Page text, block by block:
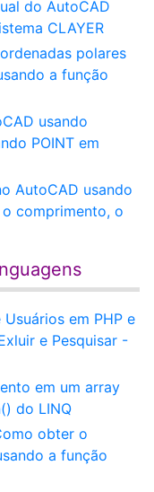
do AutoCAD
CLAYER
polares
a função
usando
POINT em
AutoCAD usando
comprimento, o
em PHP e
e Pesquisar -
em um array
do LINQ
obter o
a função